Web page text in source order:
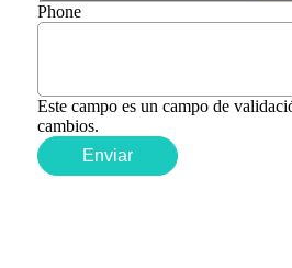
Phone
Este campo es un campo de
cambios.